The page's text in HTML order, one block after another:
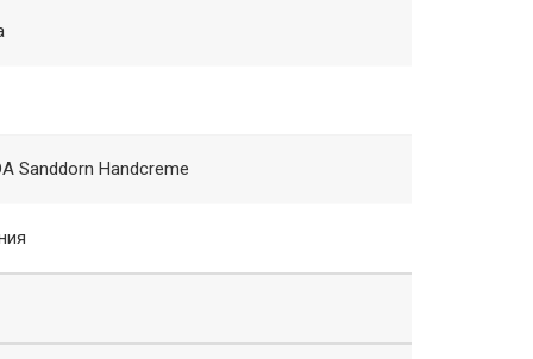
Sanddorn Handcreme